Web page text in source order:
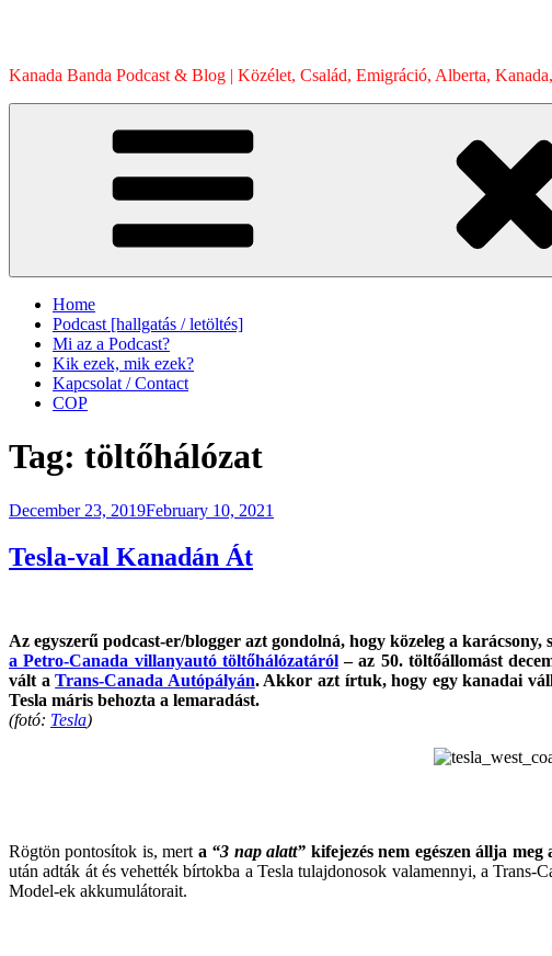
Kanada Banda Podcast & Blog | Közélet, Család, Emigráció, Alberta,
Home
Podcast [hallgatás / letöltés]
Mi az a Podcast?
Kik ezek, mik ezek?
Kapcsolat / Contact
COP
Tag: töltőhálózat
Posted
December 23, 2019February 10, 2021
Tesla-val Kanadán Át
Az egyszerű podcast-er/blogger azt gondolná, hogy közeleg a
a Petro-Canada villanyautó töltőhálózatáról– az 50. töltőállomást
vált aTrans-Canada Autópályán. Akkor azt írtuk, hogy egy kanadai
Tesla máris behozta a lemaradást.
(fotó: Tesla)
Rögtön pontosítok is, mert a “3 nap alatt” kifejezés nem egészen állja meg
után adták át és vehették bírtokba a Tesla tulajdonosok valamennyi, a Trans-
Model-ek akkumulátorait.